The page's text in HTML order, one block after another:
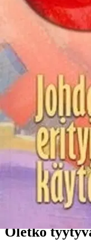
Ajankohtaisessa
tärkeitä kysymyksiä:
opetussuunnitelmaa
työvälineenä ja miten
oppimisympäristöjä.
vastaamaan
sekä luomaan
kanssa toimimiseen
Erityiskasvatuksen
näkökulmasta, ja
keskitytään
Näytä lisää
Ominaisuudet
Oletko